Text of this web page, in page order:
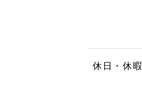
休日・休暇